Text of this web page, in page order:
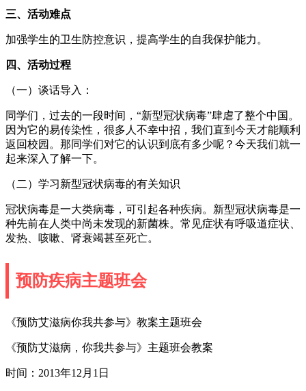
三、活动难点
加强学生的卫生防控意识，提高学生的自我保护能力。
四、活动过程
（一）谈话导入：
同学们，过去的一段时间，“新型冠状病毒”肆虐了整个中国。
因为它的易传染性，很多人不幸中招，我们直到今天才能顺利
返回校园。那同学们对它的认识到底有多少呢？今天我们就一
起来深入了解一下。
（二）学习新型冠状病毒的有关知识
冠状病毒是一大类病毒，可引起各种疾病。新型冠状病毒是一
种先前在人类中尚未发现的新菌株。常见症状有呼吸道症状、
发热、咳嗽、肾衰竭甚至死亡。
预防疾病主题班会
《预防艾滋病你我共参与》教案主题班会
《预防艾滋病，你我共参与》主题班会教案
时间：2013年12月1日